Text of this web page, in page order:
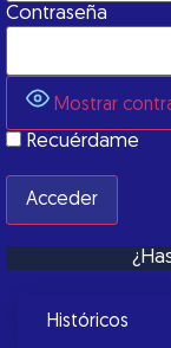
Contraseña
Mostrar
Recuérdame
Históricos